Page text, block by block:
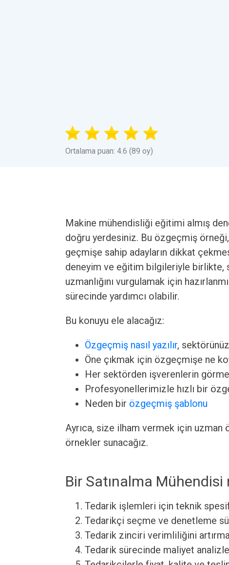
Ortalama puan: 4.6 (89 oy)
Makine mühendisliği eğitimi almış
doğru yerdesiniz. Bu özgeçmiş
geçmişe sahip adayların dikkat
deneyim ve eğitim bilgileriyle birlikte,
uzmanlığını vurgulamak için
sürecinde yardımcı olabilir.
Bu konuyu ele alacağız:
Özgeçmiş nasıl yazılır,
Öne çıkmak için özgeçmişe ne
Her sektörden işverenlerin
Profesyonellerimizle hızlı bir
Neden bir özgeçmiş şablonu
Ayrıca, size ilham vermek için
örnekler sunacağız.
Bir Satınalma Mühendisi
Tedarik işlemleri için teknik
Tedarikçi seçme ve denetleme
Tedarik zinciri verimliliğini
Tedarik sürecinde maliyet